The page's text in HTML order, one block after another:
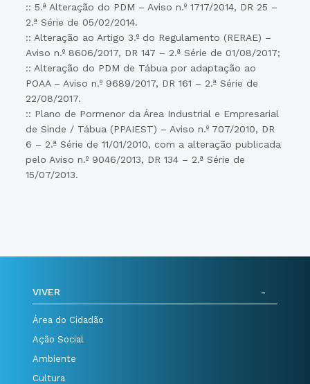
:: 5.ª Alteração do PDM – Aviso n.º 1717/2014, DR 25 –
2.ª Série de 05/02/2014.
:: Alteração ao Artigo 3.º do Regulamento (RERAE) –
Aviso n.º 8606/2017, DR 147 – 2.ª Série de 01/08/2017;
:: Alteração do PDM de Tábua por adaptação ao
POAA – Aviso n.º 9689/2017, DR 161 – 2.ª Série de
22/08/2017.
:: Plano de Pormenor da Área Industrial e Empresarial
de Sinde / Tábua (PPAIEST) – Aviso n.º 707/2010, DR
6 – 2.ª Série de 11/01/2010, com a alteração publicada
pelo Aviso n.º 9046/2013, DR 134 – 2.ª Série de
15/07/2013.
VIVER
Área do Cidadão
Ação Social
Ambiente
Cultura